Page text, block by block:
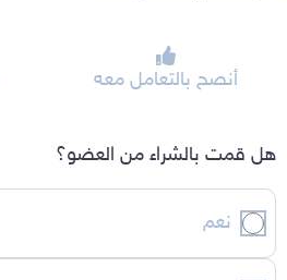
أنصح بالتعامل معه
هل قمت بالشراء من العضو؟
نعم